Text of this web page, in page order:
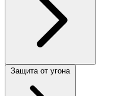
Защита от угона